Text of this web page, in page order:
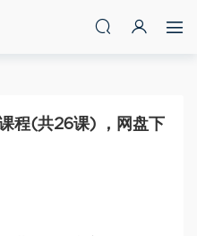
程(共26课) ，网盘下